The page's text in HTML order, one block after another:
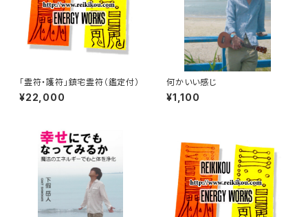
「霊符・護符」鎮宅霊符（鑑定付）
¥22,000
何かいい感じ
¥1,100